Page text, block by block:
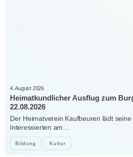
Bildung Kultur
4. August 2026
Heimatkundlicher Ausflug zum
22.08.2026
Der Heimatverein Kaufbeuren lädt
Interessierten am…